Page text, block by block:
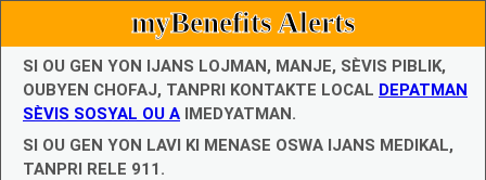
myBenefits Alerts
SI OU GEN YON IJANS LOJMAN, MANJE, SÈVIS PIBLIK,
OUBYEN CHOFAJ, TANPRI KONTAKTE LOCAL DEPATMAN
SÈVIS SOSYAL OU A IMEDYATMAN.
SI OU GEN YON LAVI KI MENASE OSWA IJANS MEDIKAL,
TANPRI RELE 911.